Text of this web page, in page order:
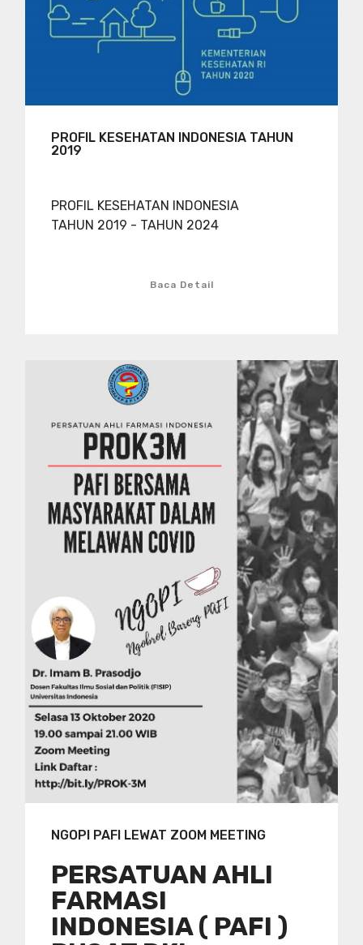
PROFIL KESEHATAN INDONESIA TAHUN
2019
PROFIL KESEHATAN INDONESIA
TAHUN 2019 - TAHUN 2024
Baca Detail
NGOPI PAFI LEWAT ZOOM MEETING
PERSATUAN AHLI
FARMASI
INDONESIA ( PAFI )